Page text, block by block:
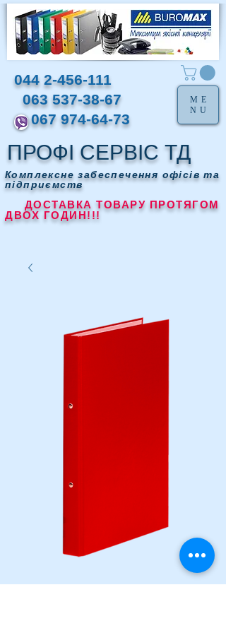
ПРОФІ СЕРВІС ТД
Комплексне забеспечення офісів та
підприємств
ДОСТАВКА ТОВАРУ ПРОТЯГОМ
ДВОХ ГОДИН!!!
044 2-456-111
063 537-38-67
067 974-64-73
ME
NU